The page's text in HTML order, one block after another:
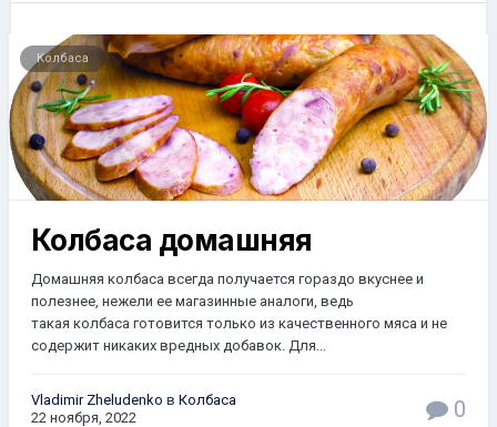
Колбаса
Колбаса домашняя
Домашняя колбаса всегда получается гораздо вкуснее и
полезнее, нежели ее магазинные аналоги, ведь
такая колбаса готовится только из качественного мяса и не
содержит никаких вредных добавок. Для...
Vladimir Zheludenko в Колбаса
22 ноября, 2022
0